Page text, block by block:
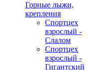
Горные лыжи,
крепления
Спортцех
взрослый -
Слалом
Спортцех
взрослый -
Гигантский